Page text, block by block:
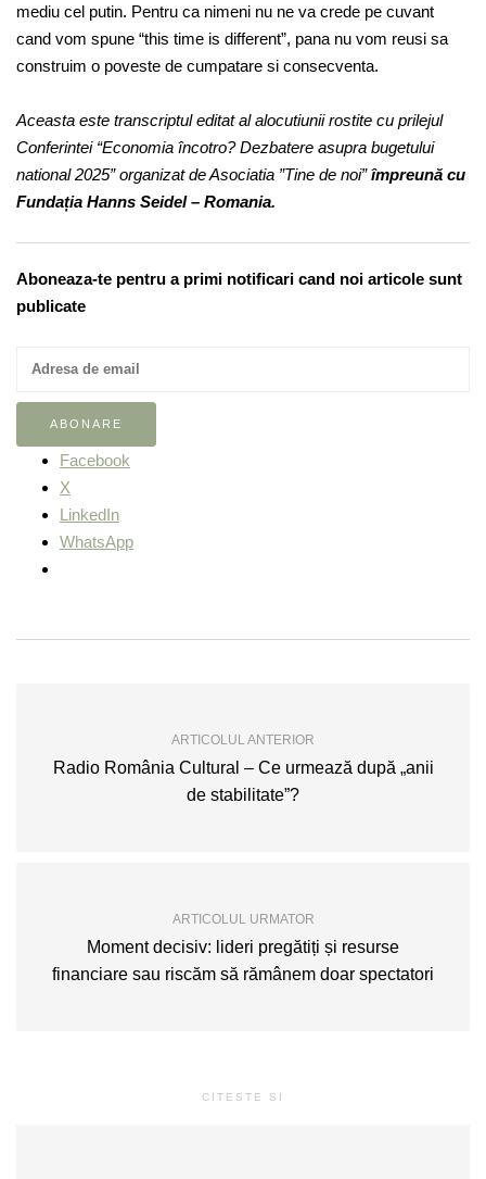
mediu cel putin. Pentru ca nimeni nu ne va crede pe cuvant
cand vom spune “this time is different”, pana nu vom reusi sa
construim o poveste de cumpatare si consecventa.
Aceasta este transcriptul editat al alocutiunii rostite cu prilejul
Conferintei “Economia încotro? Dezbatere asupra bugetului
national 2025” organizat de Asociatia ”Tine de noi”împreună cu
Fundația Hanns Seidel – Romania.
Aboneaza-te pentru a primi notificari cand noi articole sunt
publicate
Facebook
X
LinkedIn
WhatsApp
ARTICOLUL ANTERIOR
Radio România Cultural – Ce urmează după „anii
de stabilitate”?
ARTICOLUL URMATOR
Moment decisiv: lideri pregătiți și resurse
financiare sau riscăm să rămânem doar spectatori
CITESTE SI